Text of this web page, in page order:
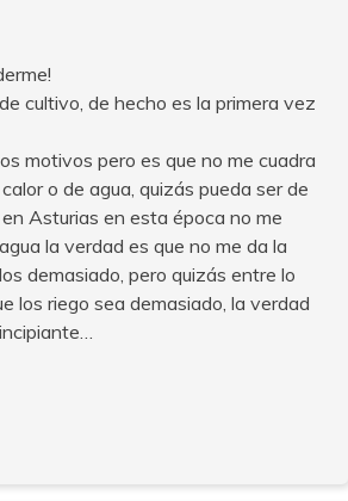
cultivo, de hecho es la primera vez
motivos pero es que no me cuadra
o de agua, quizás pueda ser de
Asturias en esta época no me
la verdad es que no me da la
demasiado, pero quizás entre lo
los riego sea demasiado, la verdad